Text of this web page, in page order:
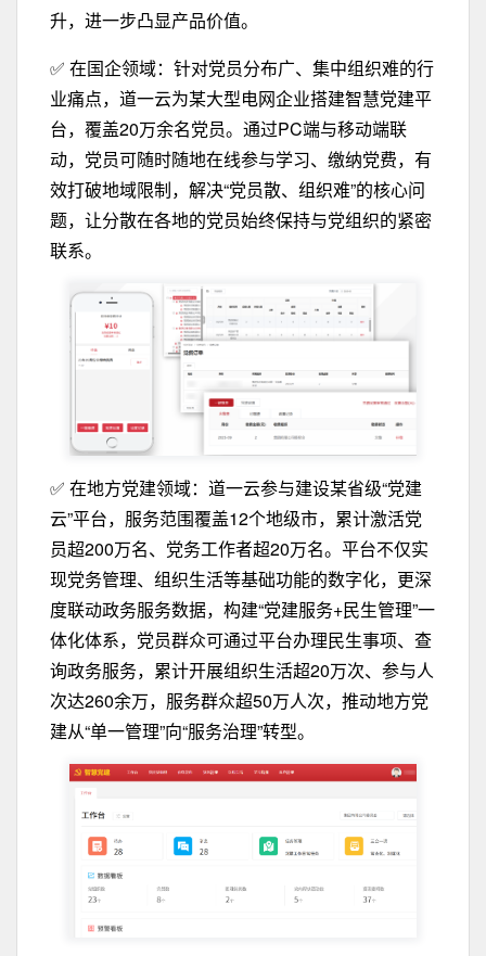
升，进一步凸显产品价值。
✅ 在国企领域：针对党员分布广、集中组织难的行
业痛点，道一云为某大型电网企业搭建智慧党建平
台，覆盖20万余名党员。通过PC端与移动端联
动，党员可随时随地在线参与学习、缴纳党费，有
效打破地域限制，解决“党员散、组织难”的核心问
题，让分散在各地的党员始终保持与党组织的紧密
联系。
✅ 在地方党建领域： 道一云参与建设某省级“党建
云”平台，服务范围覆盖12个地级市，累计激活党
员超200万名、党务工作者超20万名。平台不仅实
现党务管理、组织生活等基础功能的数字化，更深
度联动政务服务数据，构建“党建服务+民生管理”一
体化体系，党员群众可通过平台办理民生事项、查
询政务服务，累计开展组织生活超20万次、参与人
次达260余万，服务群众超50万人次，推动地方党
建从“单一管理”向“服务治理”转型。